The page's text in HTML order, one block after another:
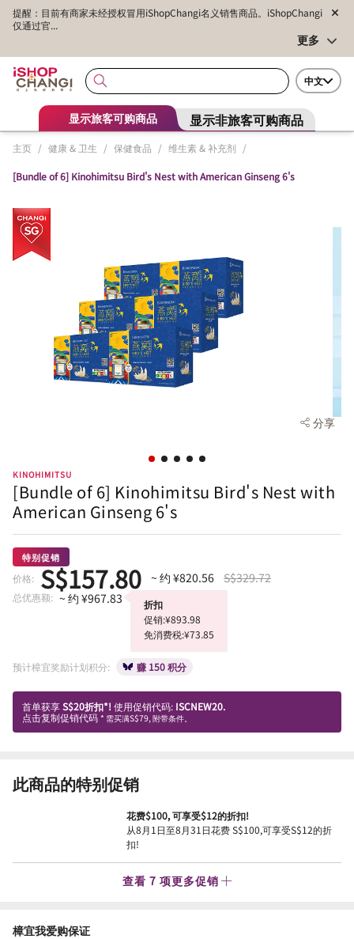
提醒：目前有商家未经授权冒用iShopChangi名义销售商品。iShopChangi
仅通过官...
更多
中文
显示旅客可购商品 显示非旅客可购商品
主页 / 健康 & 卫生 / 保健食品 / 维生素 & 补充剂 /
[Bundle of 6] Kinohimitsu Bird's Nest with American Ginseng 6's
分享
KINOHIMITSU
[Bundle of 6] Kinohimitsu Bird's Nest with
American Ginseng 6's
特别促销
价格: S$157.80 ~ 约 ¥820.56 S$329.72
总优惠额: ~ 约 ¥967.83
折扣
促销:¥893.98
免消费税:¥73.85
预计樟宜奖励计划积分: 赚 150 积分
首单获享S$20折扣*! 使用促销代码: ISCNEW20.
点击复制促销代码 * 需买满S$79, 附带条件。
此商品的特别促销
花费$100, 可享受$12的折扣!
从8月1日至8月31日花费 S$100,可享受S$12的折
扣!
查看 7 项更多促销
樟宜我爱购保证